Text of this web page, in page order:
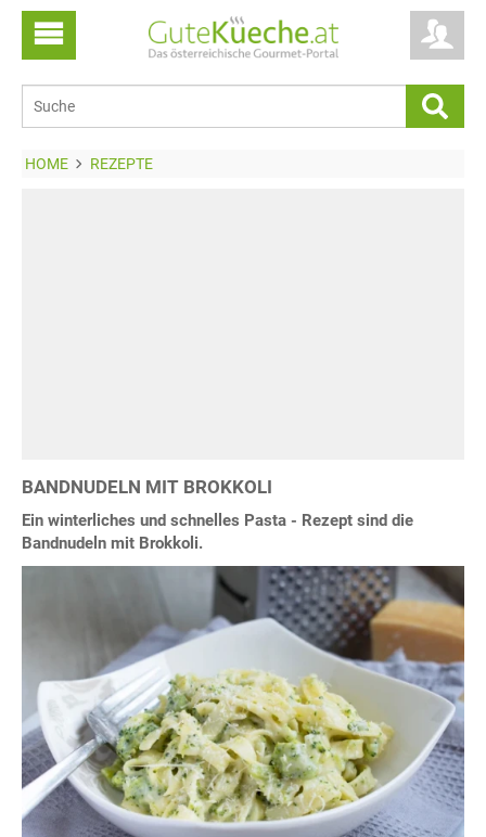
HOME REZEPTE
BANDNUDELN MIT BROKKOLI
Ein winterliches und schnelles Pasta - Rezept sind die
Bandnudeln mit Brokkoli.